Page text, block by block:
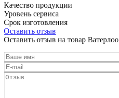
Качество продукции
Уровень сервиса
Срок изготовления
Оставить отзыв
Оставить отзыв на товар Ватерлоо